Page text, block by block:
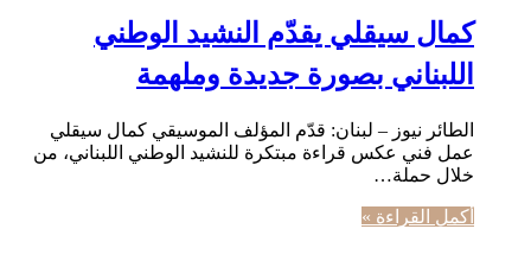
كمال سيقلي يقدّم النشيد الوطني
اللبناني بصورة جديدة وملهمة
الطائر نيوز – لبنان: قدّم المؤلف الموسيقي كمال سيقلي
عمل فني عكس قراءة مبتكرة للنشيد الوطني اللبناني، من
خلال حملة…
أكمل القراءة »